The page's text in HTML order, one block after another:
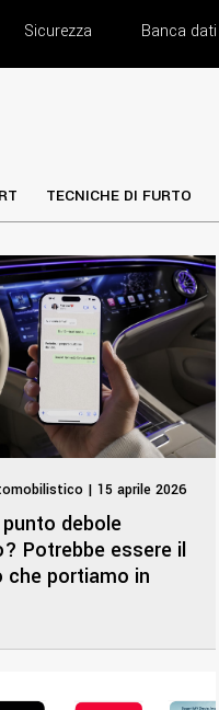
Sicurezza Banca dati
TECNICHE DI FURTO
| 15 aprile 2026
debole
Potrebbe essere il
portiamo in